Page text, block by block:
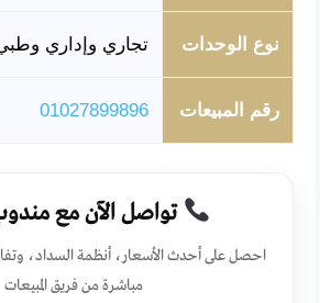
نوع الوحدات تجاري وإداري
رقم المبيعات 01027899896
تواصل الآن مع
احصل على أحدث الأسعار، أنظمة السداد،
مباشرة من فريق المبيعات